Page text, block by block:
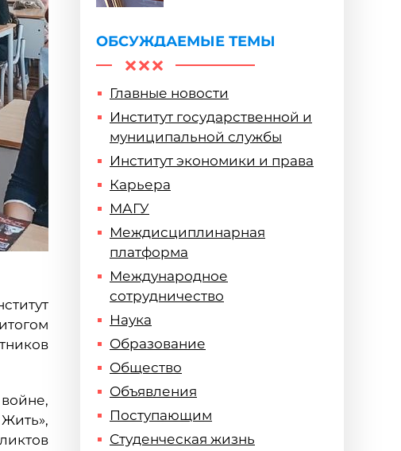
ОБСУЖДАЕМЫЕ ТЕМЫ
Главные новости
Институт государственной и
муниципальной службы
Институт экономики и права
Карьера
МАГУ
Междисциплинарная
платформа
Международное
сотрудничество
Наука
Образование
Общество
Объявления
Поступающим
Студенческая жизнь